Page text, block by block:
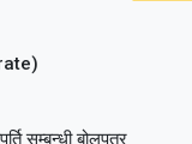
सम्बन्धी बोलपत्र